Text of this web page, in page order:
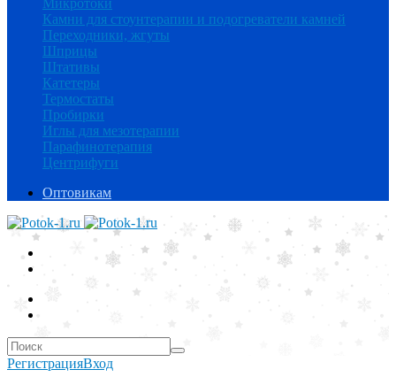
Микротоки
Камни для стоунтерапии и подогреватели камней
Переходники, жгуты
Шприцы
Штативы
Катетеры
Термостаты
Пробирки
Иглы для мезотерапии
Парафинотерапия
Центрифуги
Оптовикам
РегистрацияВход